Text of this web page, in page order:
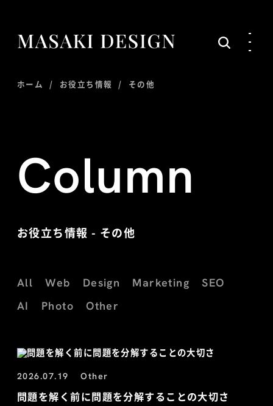
ホーム お役立ち情報 その他
Column
お役立ち情報 - その他
All Web Design Marketing
SEO
AI
Photo Other
2026.07.19 Other
問題を解く前に問題を分解することの大切さ